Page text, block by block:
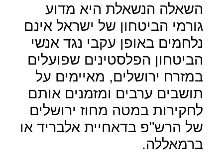
השאלה הנשאלת היא מדוע
גורמי הביטחון של ישראל אינם
נלחמים באופן עקבי נגד אנשי
הביטחון הפלסטינים שפועלים
במזרח ירושלים, מאיימים על
תושבים ערבים ומזמנים אותם
לחקירות במטה מחוז ירושלים
של הרש"פ בדאחיית אלבריד או
ברמאללה.